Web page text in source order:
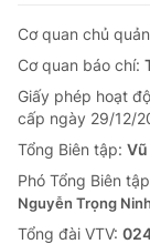
Tin tức
Thế giới đó đây
Câu chuyện
Kinh tế
Tài chính
Thị trường
Góc doanh
Dữ liệu và đời
Truyền hình
Cơ quan chủ
Cơ quan báo chí:
Giấy phép hoạt
cấp ngày 29/12/
Tổng Biên tập:
Phó Tổng Biên
Nguyễn Trọng Ninh
Tổng đài VTV: